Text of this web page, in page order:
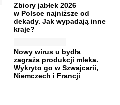
Zbiory jabłek 2026
w Polsce najniższe od
dekady. Jak wypadają inne
kraje?
Nowy wirus u bydła
zagraża produkcji mleka.
Wykryto go w Szwajcarii,
Niemczech i Francji